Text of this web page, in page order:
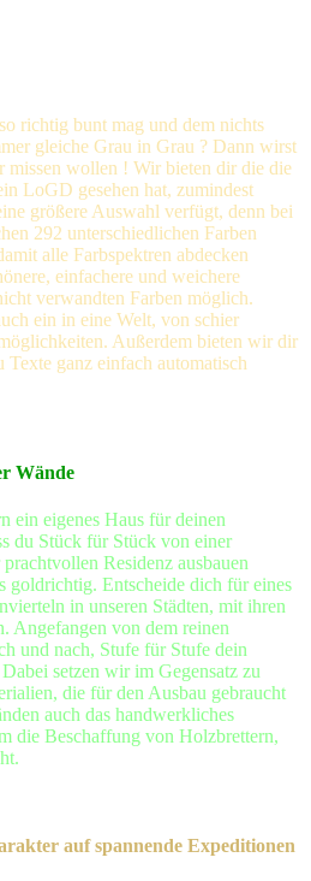
richtig bunt mag und dem nichts
gleiche Grau in Grau ? Dann wirst
missen wollen ! Wir bieten dir die die
LoGD gesehen hat, zumindest
größere Auswahl verfügt, denn bei
292 unterschiedlichen Farben
alle Farbspektren abdecken
einfachere und weichere
verwandten Farben möglich.
ein in eine Welt, von schier
Außerdem bieten wir dir
ganz einfach automatisch
Wände
ein eigenes Haus für deinen
du Stück für Stück von einer
Residenz ausbauen
goldrichtig. Entscheide dich für eines
in unseren Städten, mit ihren
Angefangen von dem reinen
und nach, Stufe für Stufe dein
setzen wir im Gegensatz zu
die für den Ausbau gebraucht
auch das handwerkliches
die Beschaffung von Holzbrettern,
auf spannende Expeditionen